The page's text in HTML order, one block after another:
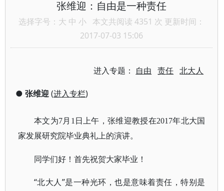
张维迎：自由是一种责任
选择字号： 大 中 小 本文共阅读 4351 次 更新时间：
2017-07-03 15:06
进入专题： 自由 责任 北大人
● 张维迎(进入专栏)
本文为7月1日上午，张维迎教授在2017年北大国
家发展研究院毕业典礼上的演讲。
同学们好！首先祝贺大家毕业！
“北大人”是一种光环，也是意味着责任，特别是